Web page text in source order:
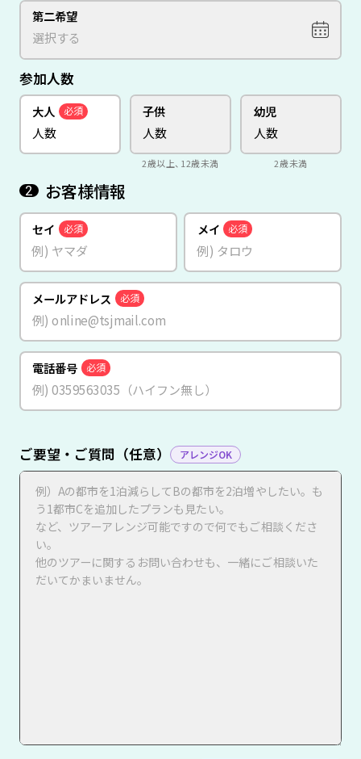
第二希望
参加人数
大人 必須 子供
2歳以上、12歳未満
幼児
2歳未満
2 お客様情報
セイ 必須 メイ 必須
メールアドレス 必須
電話番号 必須
ご要望・ご質問（任意） アレンジOK